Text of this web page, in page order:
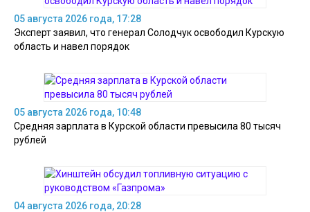
05 августа 2026 года, 17:28
Эксперт заявил, что генерал Солодчук освободил Курскую
область и навел порядок
05 августа 2026 года, 10:48
Средняя зарплата в Курской области превысила 80 тысяч
рублей
04 августа 2026 года, 20:28